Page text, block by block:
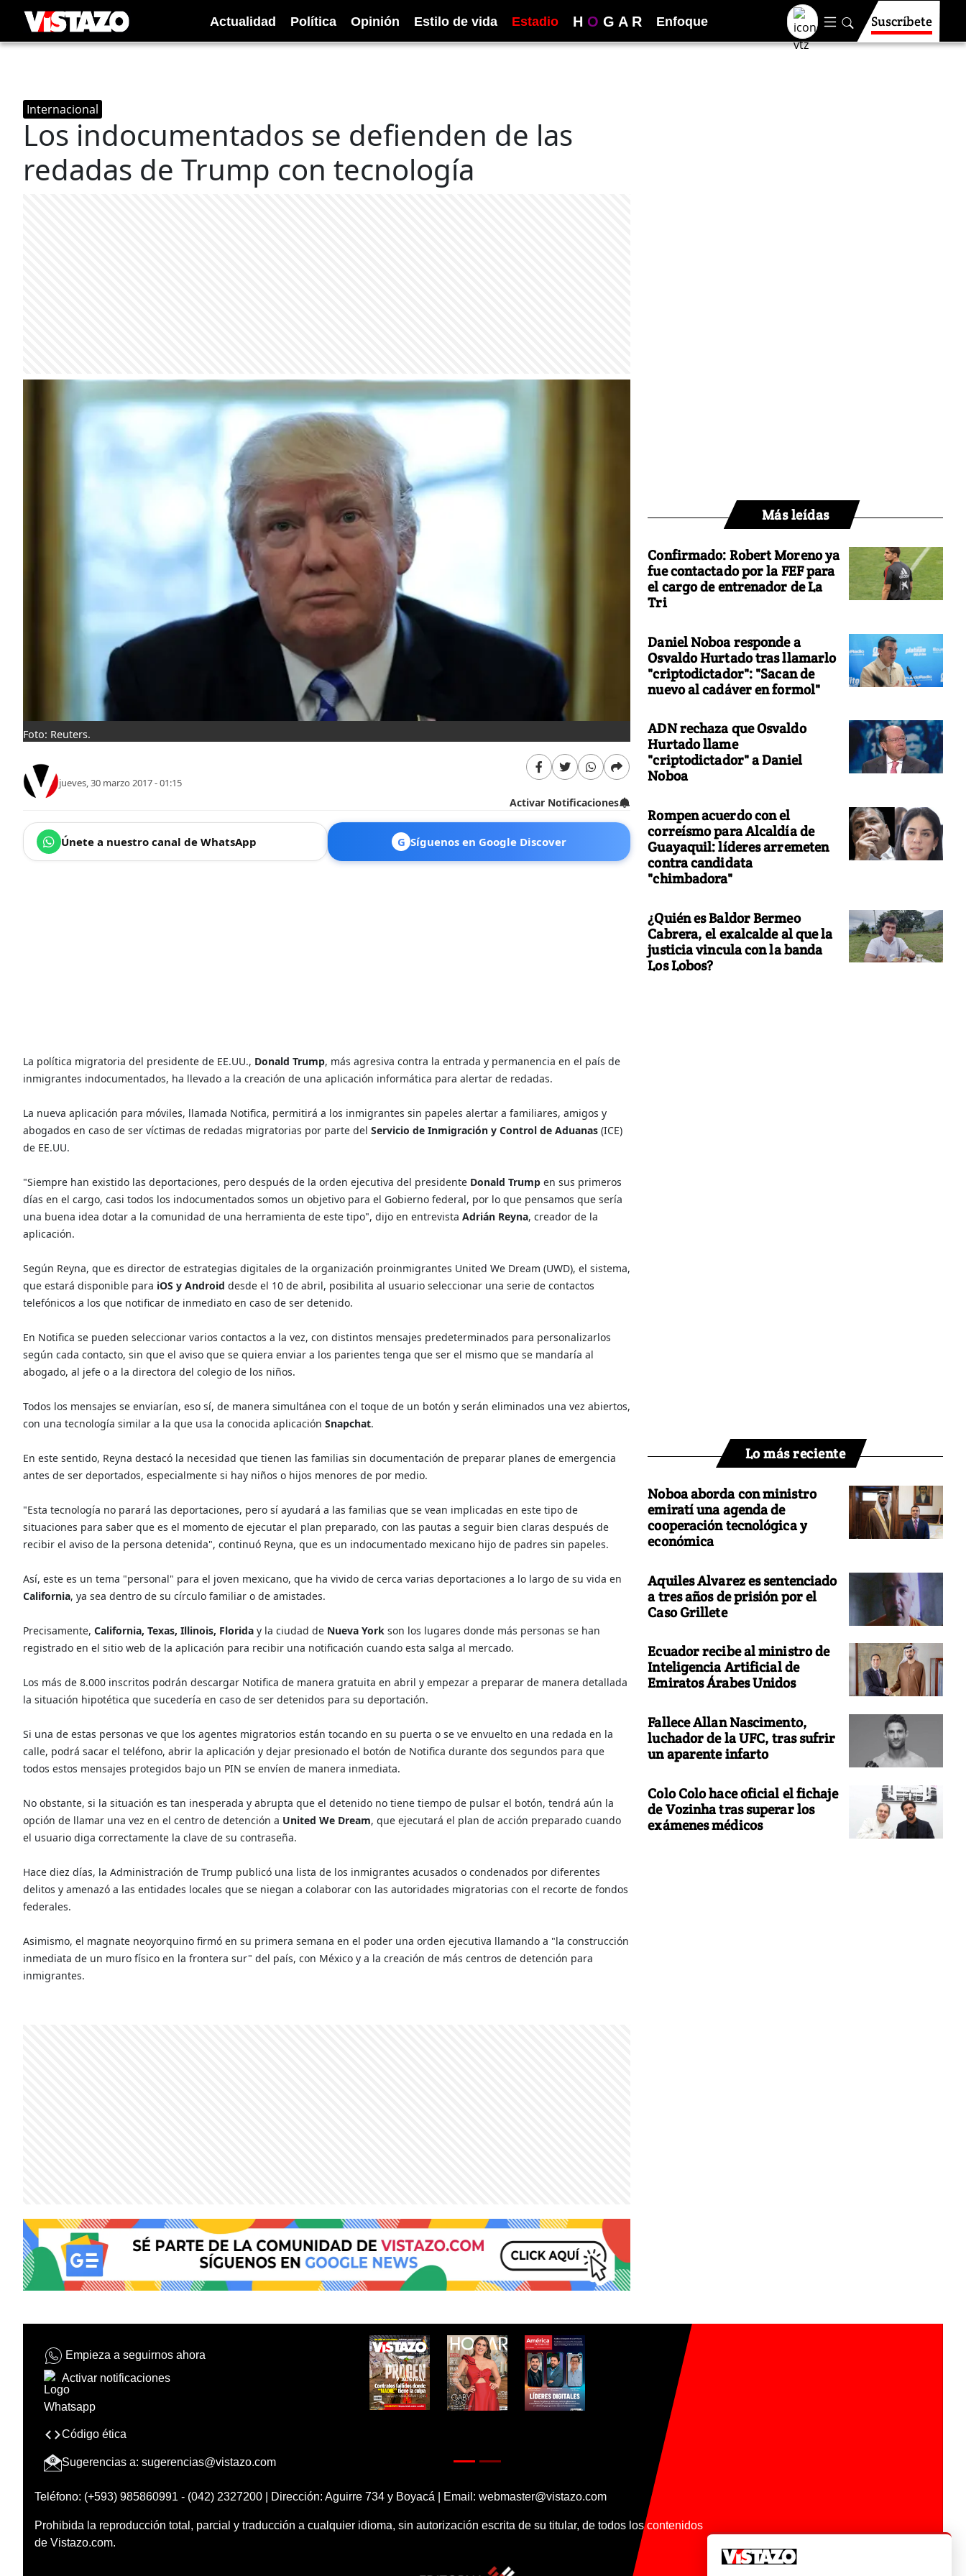
Actualidad Política Opinión Estilo de vida Estadio H O G A R Enfoque Suscríbete
Internacional
Los indocumentados se defienden de las
redadas de Trump con tecnología
Foto: Reuters.
jueves, 30 marzo 2017 - 01:15
Activar Notificaciones
Únete a nuestro canal de WhatsApp G Síguenos en Google Discover
La política migratoria del presidente de EE.UU., Donald Trump, más agresiva contra la entrada y permanencia en el país de
inmigrantes indocumentados, ha llevado a la creación de una aplicación informática para alertar de redadas.
La nueva aplicación para móviles, llamada Notifica, permitirá a los inmigrantes sin papeles alertar a familiares, amigos y
abogados en caso de ser víctimas de redadas migratorias por parte del Servicio de Inmigración y Control de Aduanas (ICE)
de EE.UU.
"Siempre han existido las deportaciones, pero después de la orden ejecutiva del presidente Donald Trump en sus primeros
días en el cargo, casi todos los indocumentados somos un objetivo para el Gobierno federal, por lo que pensamos que sería
una buena idea dotar a la comunidad de una herramienta de este tipo", dijo en entrevista Adrián Reyna, creador de la
aplicación.
Según Reyna, que es director de estrategias digitales de la organización proinmigrantes United We Dream (UWD), el sistema,
que estará disponible para iOS y Android desde el 10 de abril, posibilita al usuario seleccionar una serie de contactos
telefónicos a los que notificar de inmediato en caso de ser detenido.
En Notifica se pueden seleccionar varios contactos a la vez, con distintos mensajes predeterminados para personalizarlos
según cada contacto, sin que el aviso que se quiera enviar a los parientes tenga que ser el mismo que se mandaría al
abogado, al jefe o a la directora del colegio de los niños.
Todos los mensajes se enviarían, eso sí, de manera simultánea con el toque de un botón y serán eliminados una vez abiertos,
con una tecnología similar a la que usa la conocida aplicación Snapchat.
En este sentido, Reyna destacó la necesidad que tienen las familias sin documentación de preparar planes de emergencia
antes de ser deportados, especialmente si hay niños o hijos menores de por medio.
"Esta tecnología no parará las deportaciones, pero sí ayudará a las familias que se vean implicadas en este tipo de
situaciones para saber que es el momento de ejecutar el plan preparado, con las pautas a seguir bien claras después de
recibir el aviso de la persona detenida", continuó Reyna, que es un indocumentado mexicano hijo de padres sin papeles.
Así, este es un tema "personal" para el joven mexicano, que ha vivido de cerca varias deportaciones a lo largo de su vida en
California, ya sea dentro de su círculo familiar o de amistades.
Precisamente, California, Texas, Illinois, Florida y la ciudad de Nueva York son los lugares donde más personas se han
registrado en el sitio web de la aplicación para recibir una notificación cuando esta salga al mercado.
Los más de 8.000 inscritos podrán descargar Notifica de manera gratuita en abril y empezar a preparar de manera detallada
la situación hipotética que sucedería en caso de ser detenidos para su deportación.
Si una de estas personas ve que los agentes migratorios están tocando en su puerta o se ve envuelto en una redada en la
calle, podrá sacar el teléfono, abrir la aplicación y dejar presionado el botón de Notifica durante dos segundos para que
todos estos mensajes protegidos bajo un PIN se envíen de manera inmediata.
No obstante, si la situación es tan inesperada y abrupta que el detenido no tiene tiempo de pulsar el botón, tendrá aún la
opción de llamar una vez en el centro de detención a United We Dream, que ejecutará el plan de acción preparado cuando
el usuario diga correctamente la clave de su contraseña.
Hace diez días, la Administración de Trump publicó una lista de los inmigrantes acusados o condenados por diferentes
delitos y amenazó a las entidades locales que se niegan a colaborar con las autoridades migratorias con el recorte de fondos
federales.
Asimismo, el magnate neoyorquino firmó en su primera semana en el poder una orden ejecutiva llamando a "la construcción
inmediata de un muro físico en la frontera sur" del país, con México y a la creación de más centros de detención para
inmigrantes.
Más leídas
Confirmado: Robert Moreno ya
fue contactado por la FEF para
el cargo de entrenador de La
Tri
Daniel Noboa responde a
Osvaldo Hurtado tras llamarlo
"criptodictador": "Sacan de
nuevo al cadáver en formol"
ADN rechaza que Osvaldo
Hurtado llame
"criptodictador" a Daniel
Noboa
Rompen acuerdo con el
correísmo para Alcaldía de
Guayaquil: líderes arremeten
contra candidata
"chimbadora"
¿Quién es Baldor Bermeo
Cabrera, el exalcalde al que la
justicia vincula con la banda
Los Lobos?
Lo más reciente
Noboa aborda con ministro
emiratí una agenda de
cooperación tecnológica y
económica
Aquiles Alvarez es sentenciado
a tres años de prisión por el
Caso Grillete
Ecuador recibe al ministro de
Inteligencia Artificial de
Emiratos Árabes Unidos
Fallece Allan Nascimento,
luchador de la UFC, tras sufrir
un aparente infarto
Colo Colo hace oficial el fichaje
de Vozinha tras superar los
exámenes médicos
Empieza a seguirnos ahora
Activar notificaciones
Código ética
Sugerencias a: sugerencias@vistazo.com
Teléfono: (+593) 985860991 - (042) 2327200 | Dirección: Aguirre 734 y Boyacá | Email: webmaster@vistazo.com
Prohibida la reproducción total, parcial y traducción a cualquier idioma, sin autorización escrita de su titular, de todos los contenidos
de Vistazo.com.